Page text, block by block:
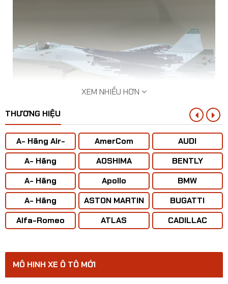
​​Mô hình Máy bay Sukhoi SU-57 tỷ lệ 1:100
XEM NHIỀU HƠN
THƯƠNG HIỆU
A- Hãng Air-
BUS
A- Hãng
ANTONOV ( Liên
Xô)
A- Hãng
BOENING
A- Hãng
CONCORD
Alfa-Romeo
AmerCom
AOSHIMA
Apollo
ASTON MARTIN
ATLAS
AUDI
BENTLY
BMW
BUGATTI
CADILLAC
MÔ HINH XE Ô TÔ MỚI